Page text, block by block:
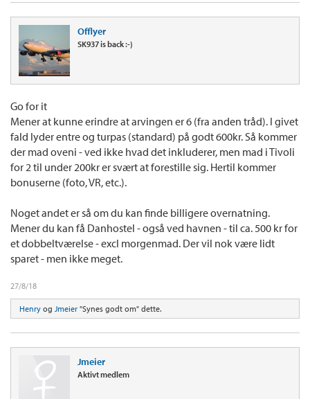
Offlyer
SK937 is back :-)
Go for it
Mener at kunne erindre at arvingen er 6 (fra anden tråd). I givet
fald lyder entre og turpas (standard) på godt 600kr. Så kommer
der mad oveni - ved ikke hvad det inkluderer, men mad i Tivoli
for 2 til under 200kr er svært at forestille sig. Hertil kommer
bonuserne (foto, VR, etc.).
Noget andet er så om du kan finde billigere overnatning.
Mener du kan få Danhostel - også ved havnen - til ca. 500 kr for
et dobbeltværelse - excl morgenmad. Der vil nok være lidt
sparet - men ikke meget.
27/8/18
Henry og Jmeier "Synes godt om" dette.
Jmeier
Aktivt medlem